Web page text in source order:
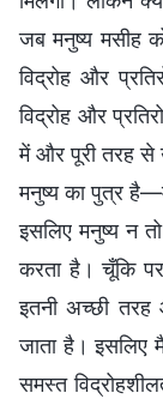
जब मनुष्य मसीह
विद्रोह और
विद्रोह और
में और पूरी तरह से
मनुष्य का पुत्र
इसलिए मनुष्य न
करता है। चूँकि
इतनी अच्छी
जाता है। इसलिए
समस्त